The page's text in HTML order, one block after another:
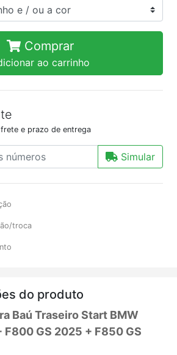
Comprar
ao carrinho
e prazo de entrega
Simular
troca
do produto
Baú Traseiro Start BMW
F800 GS 2025 + F850 GS